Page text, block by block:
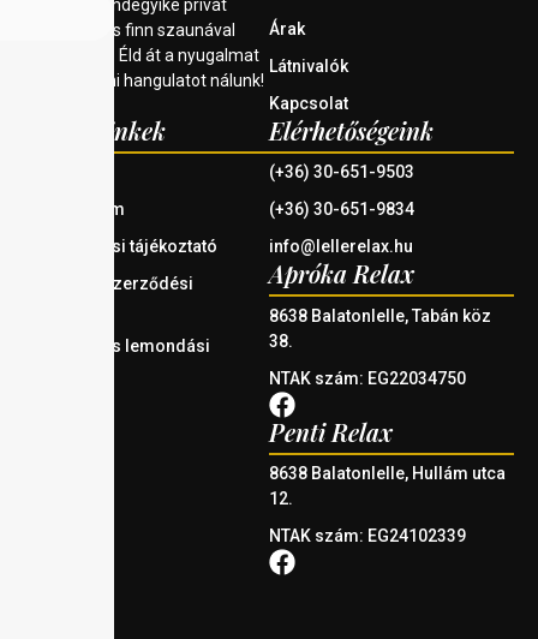
amelyek mindegyike privát
jakuzzival és finn szaunával
rendelkezik. Éld át a nyugalmat
és a balatoni hangulatot nálunk!
Árak
Látnivalók
Kapcsolat
Fontos linkek
Impresszum
Adatkezelési tájékoztató
Általános Szerződési
Foglalási és lemondási
Elérhetőségeink
(+36) 30-651-9503
(+36) 30-651-9834
info@lellerelax.hu
Apróka Relax
8638 Balatonlelle, Tabán köz
38.
NTAK szám: EG22034750
Penti Relax
8638 Balatonlelle, Hullám utca
12.
NTAK szám: EG24102339